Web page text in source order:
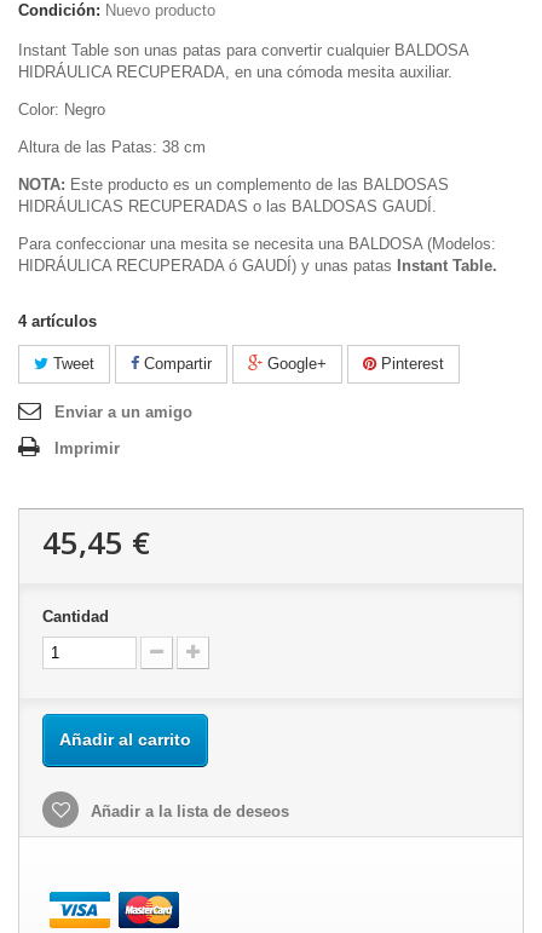
Condición: Nuevo producto
Instant Table son unas patas para convertir cualquier BALDOSA
HIDRÁULICA RECUPERADA, en una cómoda mesita auxiliar.
Color: Negro
Altura de las Patas: 38 cm
NOTA: Este producto es un complemento de las BALDOSAS
HIDRÁULICAS RECUPERADAS o las BALDOSAS GAUDÍ.
Para confeccionar una mesita se necesita una BALDOSA (Modelos:
HIDRÁULICA RECUPERADA ó GAUDÍ) y unas patas
Instant Table.
4 artículos
Tweet Compartir Google+ Pinterest
Enviar a un amigo
Imprimir
45,45 €
Cantidad
Añadir al carrito
Añadir a la lista de deseos